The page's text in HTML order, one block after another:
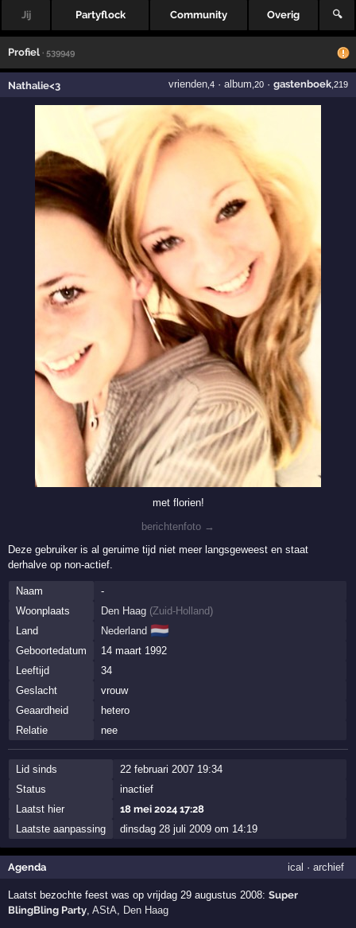
Jij Partyflock Community Overig 🔍
Profiel · 539949
Nathalie<3 vrienden,4· album ,20· gastenboek,219
met florien!
berichtenfoto →
Deze gebruiker is al geruime tijd niet meer langsgeweest en staat
derhalve op non-actief.
Naam
-
Woonplaats
Den Haag (Zuid-Holland)
Land
Nederland 🇳🇱
Geboortedatum
14 maart 1992
Leeftijd
34
Geslacht
vrouw
Geaardheid
hetero
Relatie
nee
Lid sinds
22 februari 2007 19:34
Status
inactief
Laatst hier
18 mei 2024 17:28
Laatste aanpassing
dinsdag 28 juli 2009 om 14:19
Agenda ical · archief
Laatst bezochte feest was op vrijdag 29 augustus 2008:Super
BlingBling Party ,AStA Den Haag